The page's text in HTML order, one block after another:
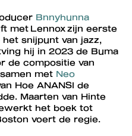
Bnnyhunna
met Lennox zijn eerste
snijpunt van jazz,
hij in 2023 de Buma
de compositie van
met Neo
Hoe ANANSI de
Maarten van Hinte
het boek tot
voert de regie.